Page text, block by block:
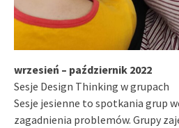
wrzesień – październik 2022
Sesje Design Thinking w grupach
Sesje jesienne to spotkania grup
zagadnienia problemów. Grupy